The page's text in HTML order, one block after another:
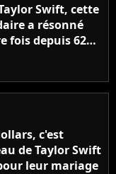
Swift, cette
a résonné
fois depuis 62
c'est
de Taylor Swift
leur mariage